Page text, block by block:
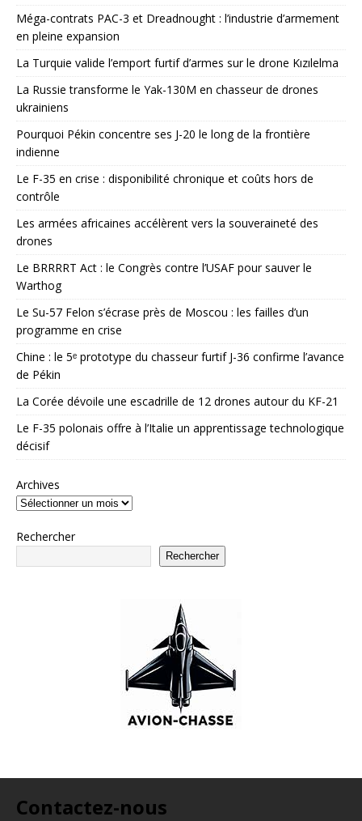
Méga-contrats PAC-3 et Dreadnought : l’industrie d’armement
en pleine expansion
La Turquie valide l’emport furtif d’armes sur le drone Kızılelma
La Russie transforme le Yak-130M en chasseur de drones
ukrainiens
Pourquoi Pékin concentre ses J-20 le long de la frontière
indienne
Le F-35 en crise : disponibilité chronique et coûts hors de
contrôle
Les armées africaines accélèrent vers la souveraineté des
drones
Le BRRRRT Act : le Congrès contre l’USAF pour sauver le
Warthog
Le Su-57 Felon s’écrase près de Moscou : les failles d’un
programme en crise
Chine : le 5ᵉ prototype du chasseur furtif J-36 confirme l’avance
de Pékin
La Corée dévoile une escadrille de 12 drones autour du KF-21
Le F-35 polonais offre à l’Italie un apprentissage technologique
décisif
Archives
Rechercher
Rechercher
Contactez-nous